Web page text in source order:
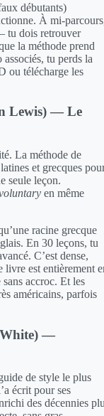
débutants)
À mi-
tu dois retrouver
la méthode prend
tu perds la
ou télécharge les
Lewis) — Le
La méthode de
et grecques
seule leçon.
en même
racine grecque
En 30 leçons, tu
C’est dense,
livre est entièrement
accroc. Et les
américains, parfois
White) —
de style le plus
écrit pour ses
des décennies